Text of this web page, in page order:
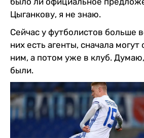
Цыганкову, я не знаю.
Сейчас у футболистов больше
них есть агенты, сначала могут
ним, а потом уже в клуб.
были.